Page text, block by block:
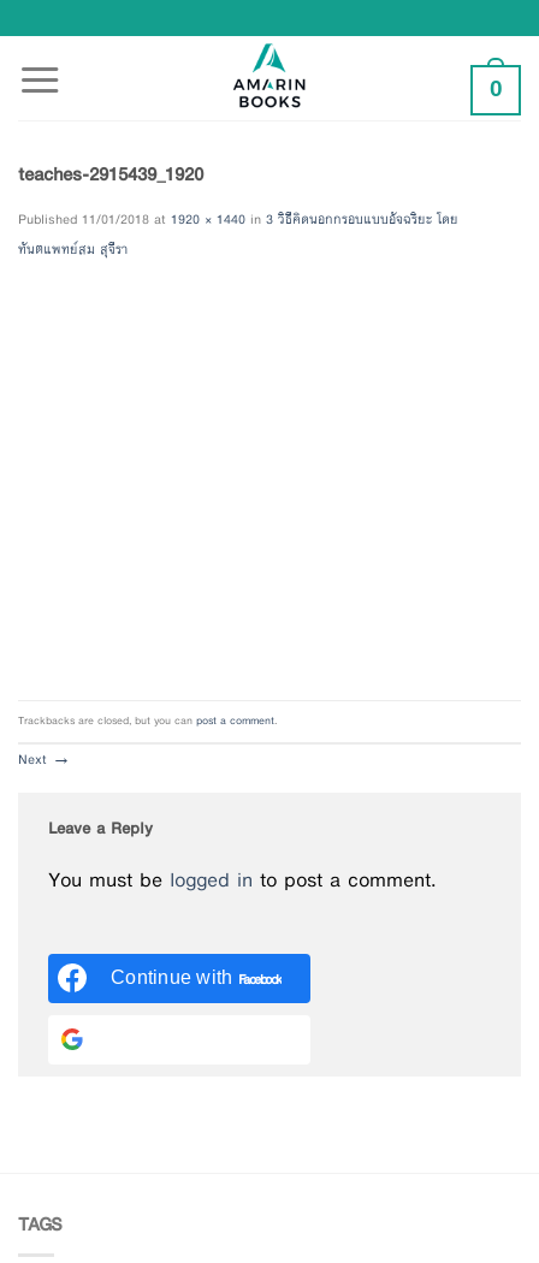
to
content
0
teaches-2915439_1920
Published 11/01/2018 at 1920 × 1440 in 3 วิธีคิดนอกกรอบแบบอัจฉริยะ โดย
ทันตแพทย์สม สุจีรา
Trackbacks are closed, but you canpost a comment.
Next →
Leave a Reply
You must be logged in to post a comment.
Continue with Facebook
TAGS